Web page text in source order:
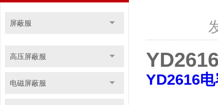
聚酰亚胺薄膜 1249聚酯氧绝缘漆快干型
聚酰亚胺玻璃布层压板 三聚氰胺层压板 H级绝
过电压保护器 高空
电力安全工器具产品 轴承感应加热器 电加热器 电力测
导磁板 绝缘材料
屏蔽服
高压屏蔽服
电磁屏蔽服 YD2616